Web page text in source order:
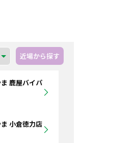
近場から探す
鹿屋バイパ
小倉徳力店